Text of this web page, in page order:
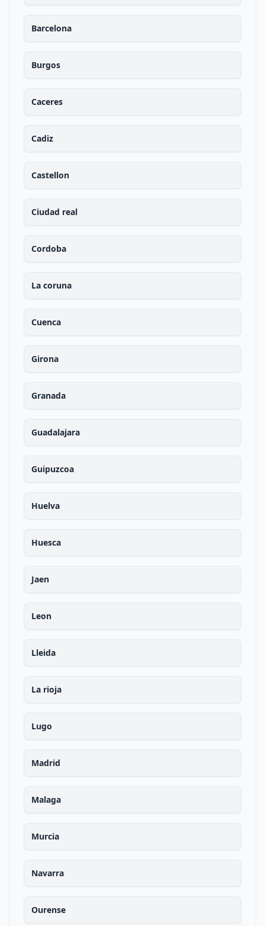
Barcelona
Burgos
Caceres
Cadiz
Castellon
Ciudad real
Cordoba
La coruna
Cuenca
Girona
Granada
Guadalajara
Guipuzcoa
Huelva
Huesca
Jaen
Leon
Lleida
La rioja
Lugo
Madrid
Malaga
Murcia
Navarra
Ourense